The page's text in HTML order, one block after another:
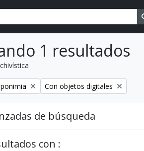
1 resultados
filtro Remover filtro
Con objetos digitales
de búsqueda
con :